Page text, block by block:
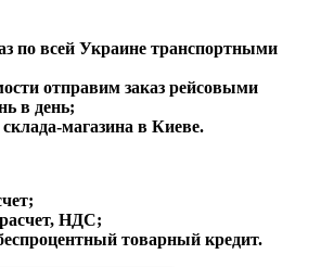
по всей Украине транспортными
отправим заказ рейсовыми
в день;
магазина в Киеве.
НДС;
товарный кредит.